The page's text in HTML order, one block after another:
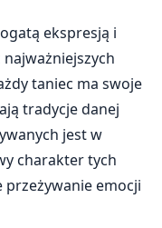
ekspresją i
taniec ma swoje
tradycje danej
jest w
charakter tych
przeżywanie emocji